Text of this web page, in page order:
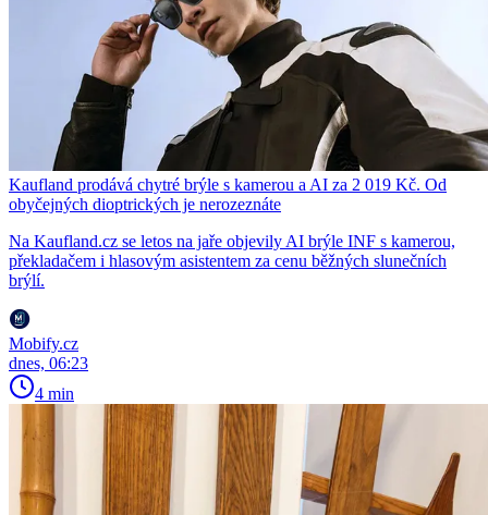
Kaufland prodává chytré brýle s kamerou a AI za 2 019 Kč. Od
obyčejných dioptrických je nerozeznáte
Na Kaufland.cz se letos na jaře objevily AI brýle INF s kamerou,
překladačem i hlasovým asistentem za cenu běžných slunečních
brýlí.
Mobify.cz
dnes, 06:23
4 min